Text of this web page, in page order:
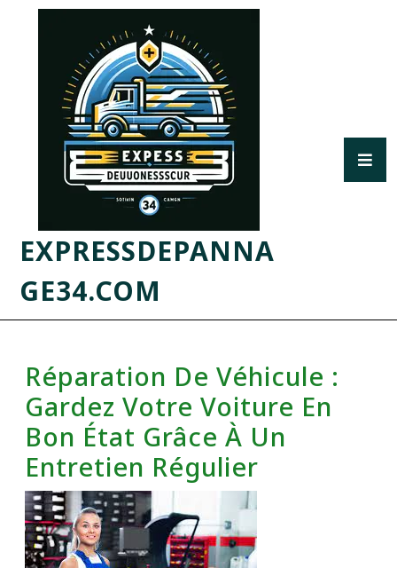
EXPRESSDEPANNA
GE34.COM
Réparation De Véhicule :
Gardez Votre Voiture En
Bon État Grâce À Un
Entretien Régulier